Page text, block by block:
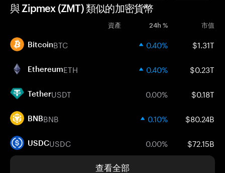
與 Zipmex (ZMT) 類似的加密貨幣
資產 24h % 市值
BitcoinBTC 0.40% $1.31T
EthereumETH 0.40% $0.23T
TetherUSDT 0.00% $0.18T
BNBBNB 0.10% $80.24B
USDCUSDC 0.00% $72.15B
查看全部